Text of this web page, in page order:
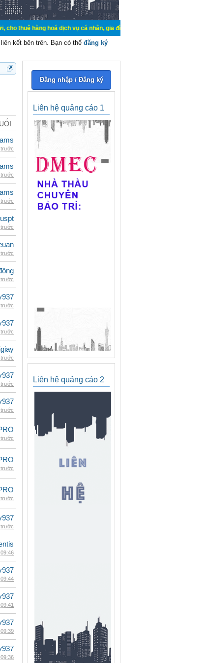
hoá dịch vụ cá nhân, gia đình. Mua bán, ký gửi, cho thuê thiết bị
kết bên trên. Bạn có thể đăng ký
trước
trước
trước
trước
trước
trước
trước
trước
trước
trước
trước
trước
trước
trước
trước
Đăng nhập / Đăng ký
Liên hệ quảng cáo 1
Liên hệ quảng cáo 2